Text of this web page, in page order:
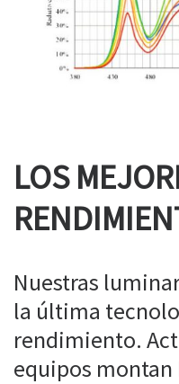
LOS
Nuestras
la última
rendimiento.
equipos montan